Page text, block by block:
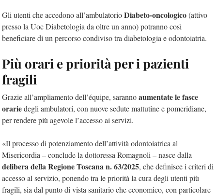
Gli utenti che accedono all’ambulatorioDiabeto-oncologico(attivo
presso la Uoc Diabetologia da oltre un anno) potranno così
beneficiare di un percorso condiviso tra diabetologia e odontoiatria.
Più orari e priorità per i pazienti
fragili
Grazie all’ampliamento dell’équipe, sarannoaumentate le fasce
orariedegli ambulatori, con nuove sedute mattutine e pomeridiane,
per rendere più agevole l’accesso ai servizi.
«Il processo di potenziamento dell’attività odontoiatrica al
Misericordia – conclude la dottoressa Romagnoli – nasce dalla
delibera della Regione Toscana n. 63/2025, che definisce i criteri di
accesso al servizio, ponendo tra le priorità la cura degli utenti più
fragili, sia dal punto di vista sanitario che economico, con particolare